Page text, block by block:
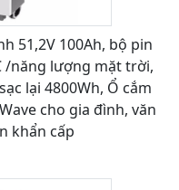
51,2V 100Ah, bộ pin
/năng lượng mặt trời,
lại 4800Wh, Ổ cắm
cho gia đình, văn
khẩn cấp